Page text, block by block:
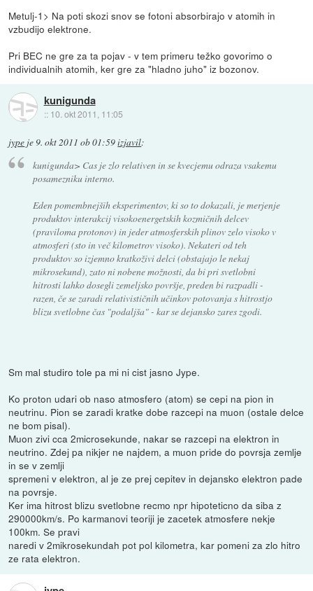
Metulj-1> Na poti skozi snov se fotoni absorbirajo v atomih in
vzbudijo elektrone.
Pri BEC ne gre za ta pojav - v tem primeru težko govorimo o
individualnih atomih, ker gre za "hladno juho" iz bozonov.
kunigunda
:: 10. okt 2011, 11:05
jype je9. okt 2011 ob 01:59izjavil:
kunigunda> Cas je zlo relativen in se kvecjemu odraza vsakemu
posamezniku interno.
Eden pomembnejših eksperimentov, ki so to dokazali, je merjenje
produktov interakcij visokoenergetskih kozmičnih delcev
(praviloma protonov) in jeder atmosferskih plinov zelo visoko v
atmosferi (sto in več kilometrov visoko). Nekateri od teh
produktov so izjemno kratkoživi delci (obstajajo le nekaj
mikrosekund), zato ni nobene možnosti, da bi pri svetlobni
hitrosti lahko dosegli zemeljsko površje, preden bi razpadli -
razen, če se zaradi relativističnih učinkov potovanja s hitrostjo
blizu svetlobne čas "podaljša" - kar se dejansko zares zgodi.
Sm mal studiro tole pa mi ni cist jasno Jype.
Ko proton udari ob naso atmosfero (atom) se cepi na pion in
neutrinu. Pion se zaradi kratke dobe razcepi na muon (ostale delce
ne bom pisal).
Muon zivi cca 2microsekunde, nakar se razcepi na elektron in
neutrino. Zdej pa nikjer ne najdem, a muon pride do povrsja zemlje
in se v zemlji
spremeni v elektron, al je ze prej cepitev in dejansko elektron pade
na povrsje.
Ker ima hitrost blizu svetlobne recmo npr hipoteticno da siba z
290000km/s. Po karmanovi teoriji je zacetek atmosfere nekje
100km. Se pravi
naredi v 2mikrosekundah pot pol kilometra, kar pomeni za zlo hitro
ze rata elektron.